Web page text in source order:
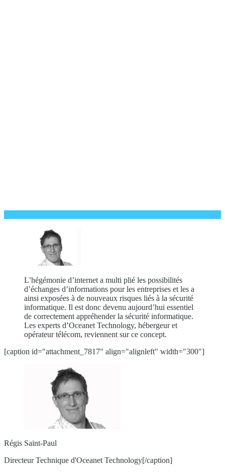
L’hégémonie d’internet a multi plié les possibilités
d’échanges d’informations pour les entreprises et les a
ainsi exposées à de nouveaux risques liés à la sécurité
informatique. Il est donc devenu aujourd’hui essentiel
de correctement appréhender la sécurité informatique.
Les experts d’Oceanet Technology, hébergeur et
opérateur télécom, reviennent sur ce concept.
[caption id="attachment_7817" align="alignleft" width="300"]
Régis Saint-Paul
Directeur Technique d'Oceanet Technology[/caption]